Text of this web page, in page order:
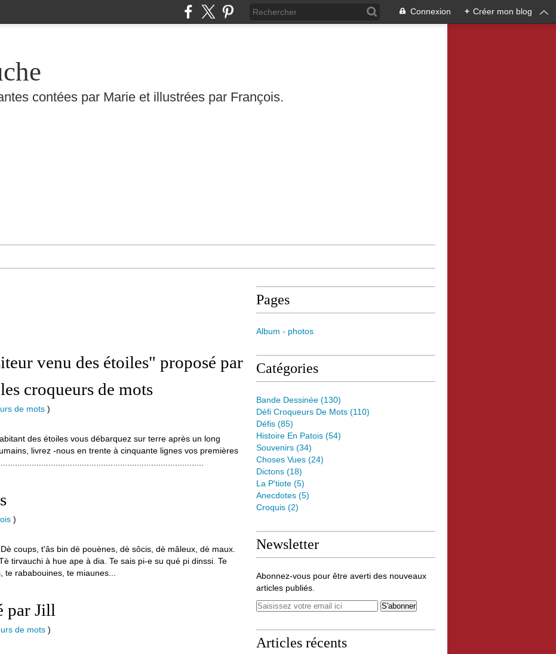
Connexion + Créer mon blog
contées par Marie et illustrées par François.
venu des étoiles" proposé par
croqueurs de mots
de mots )
des étoiles vous débarquez sur terre après un long
livrez -nous en trente à cinquante lignes vos premières
)
coups, t'âs bin dè pouènes, dè sôcis, dè mâleux, dè maux.
tirvauchi à hue ape à dia. Te sais pi-e su qué pi dinssi. Te
rababouines, te miaunes...
par Jill
de mots )
Pages
Album - photos
Catégories
Bande Dessinée (130)
Défi Croqueurs De Mots (110)
Défis (85)
Histoire En Patois (54)
Souvenirs (34)
Choses Vues (24)
Dictons (18)
La P'tiote (5)
Anecdotes (5)
Croquis (2)
Newsletter
Abonnez-vous pour être averti des nouveaux
articles publiés.
Articles récents